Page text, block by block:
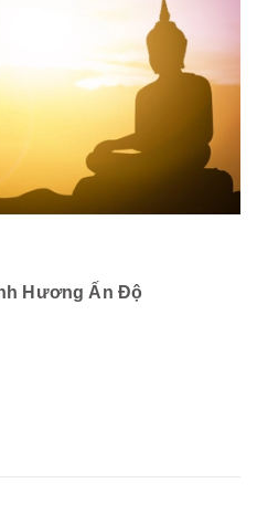
Hương Ấn Độ